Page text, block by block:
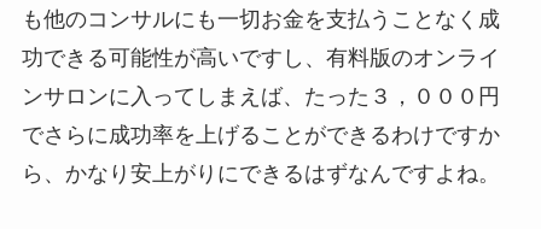
も他のコンサルにも一切お金を支払うことなく成
功できる可能性が高いですし、有料版のオンライ
ンサロンに入ってしまえば、たった３，０００円
でさらに成功率を上げることができるわけですか
ら、かなり安上がりにできるはずなんですよね。